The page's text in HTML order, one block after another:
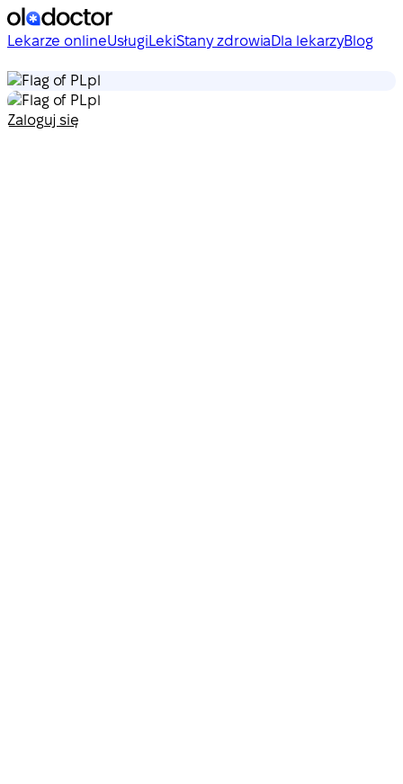
Lekarze onlineUsługi LekiStany zdrowiaDla lekarzyBlog
pl
pl
Zaloguj się